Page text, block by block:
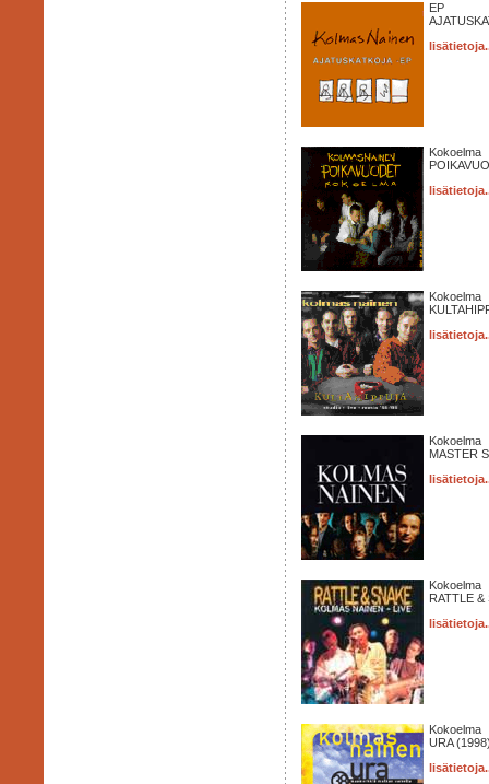
EP
Kokoelma
Kokoelma
Kokoelma
MASTER
Kokoelma
RATTLE
Kokoelma
URA